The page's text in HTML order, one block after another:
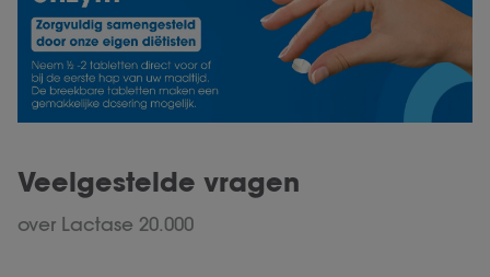
Veelgestelde vragen
over Lactase 20.000